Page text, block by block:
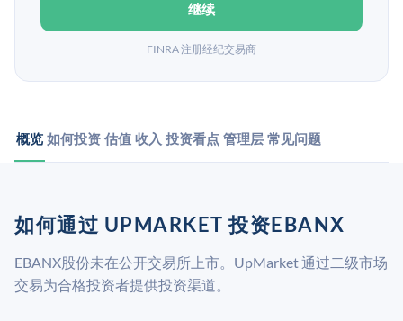
继续
FINRA 注册经纪交易商
概览 如何投资 估值 收入 投资看点 管理层 常见问题
如何通过 UPMARKET 投资EBANX
EBANX股份未在公开交易所上市。UpMarket 通过二级市场
交易为合格投资者提供投资渠道。